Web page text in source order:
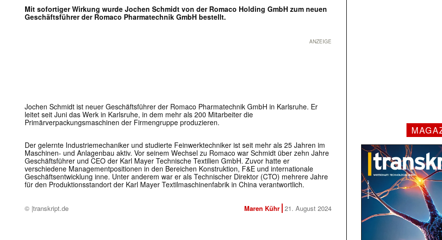
Mit sofortiger Wirkung wurde Jochen Schmidt von der Romaco Holding GmbH zum neuen
Geschäftsführer der Romaco Pharmatechnik GmbH bestellt.
ANZEIGE
Jochen Schmidt ist neuer Geschäftsführer der Romaco Pharmatechnik GmbH in Karlsruhe. Er
leitet seit Juni das Werk in Karlsruhe, in dem mehr als 200 Mitarbeiter die
Primärverpackungsmaschinen der Firmengruppe produzieren.
Der gelernte Industriemechaniker und studierte Feinwerktechniker ist seit mehr als 25 Jahren im
Maschinen- und Anlagenbau aktiv. Vor seinem Wechsel zu Romaco war Schmidt über zehn Jahre
Geschäftsführer und CEO der Karl Mayer Technische Textilien GmbH. Zuvor hatte er
verschiedene Managementpositionen in den Bereichen Konstruktion, F&E und internationale
Geschäftsentwicklung inne. Unter anderem war er als Technischer Direktor (CTO) mehrere Jahre
für den Produktionsstandort der Karl Mayer Textilmaschinenfabrik in China verantwortlich.
© |transkript.de Maren Kühr 21. August 2024